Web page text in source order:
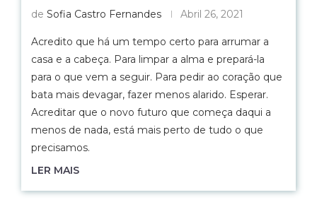
de Sofia Castro Fernandes Abril 26, 2021
Acredito que há um tempo certo para arrumar a
casa e a cabeça. Para limpar a alma e prepará-la
para o que vem a seguir. Para pedir ao coração que
bata mais devagar, fazer menos alarido. Esperar.
Acreditar que o novo futuro que começa daqui a
menos de nada, está mais perto de tudo o que
precisamos.
LER MAIS